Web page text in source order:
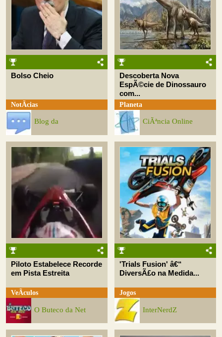
Bolso Cheio
NotÃ­cias
Blog da
Descoberta Nova
EspÃ©cie de Dinossauro
com...
Planeta
CiÃªncia Online
Piloto Estabelece Recorde
em Pista Estreita
VeÃ­culos
O Buteco da Net
'Trials Fusion' â€“
DiversÃ£o na Medida...
Jogos
InterNerdZ